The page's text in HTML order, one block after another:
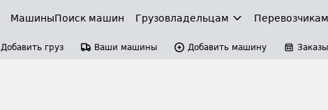
МашиныПоиск машин Грузовладельцам Перевозчикам
Добавить груз Ваши машины Добавить машину Заказы